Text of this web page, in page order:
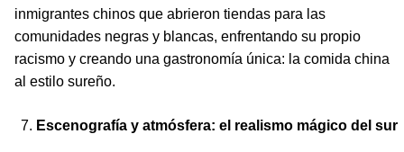
inmigrantes chinos que abrieron tiendas para las
comunidades negras y blancas, enfrentando su propio
racismo y creando una gastronomía única: la comida china
al estilo sureño.
Escenografía y atmósfera: el realismo mágico del sur